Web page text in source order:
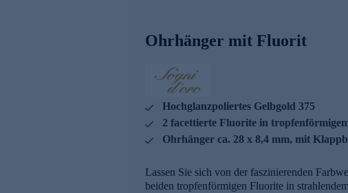
Ohrhänger mit Fluorit
Hochglanzpoliertes Gelbgold 375
2 facettierte Fluorite in
Ohrhänger ca. 28 x 8,4 mm, mit
Lassen Sie sich von der faszinierenden
beiden tropfenförmigen Fluorite in